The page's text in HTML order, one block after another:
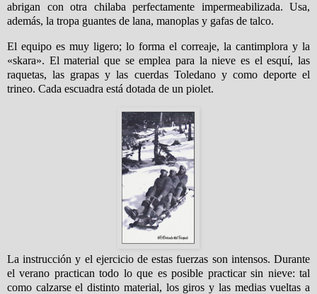
abrigan con otra chilaba perfectamente impermeabilizada. Usa,
además, la tropa guantes de lana, manoplas y gafas de talco.
El equipo es muy ligero; lo forma el correaje, la cantimplora y la
«skara». El material que se emplea para la nieve es el esquí, las
raquetas, las grapas y las cuerdas Toledano y como deporte el
trineo. Cada escuadra está dotada de un piolet.
La instrucción y el ejercicio de estas fuerzas son intensos. Durante
el verano practican todo lo que es posible practicar sin nieve: tal
como calzarse el distinto material, los giros y las medias vueltas a